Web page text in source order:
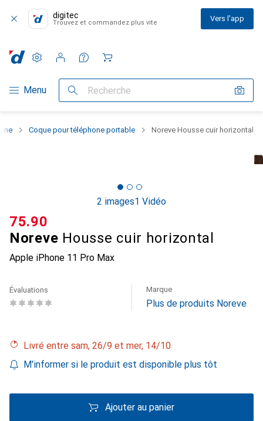
digitec
Trouvez et commandez plus vite Vers l'app
Navigation par catégorie
Menu Recherche
Paramètres
Compte client
Listes de comparaison
Listes d'envies
Panier
Coque pour téléphone portable Noreve Housse cuir horizontal
2 images1 Vidéo
Noreve Housse cuir horizontal
Apple iPhone 11 Pro Max
CHF
75.90
Évaluations Marque
Plus de produits Noreve
Livré entre sam, 26/9 et mer, 14/10
M'informer si le produit est disponible plus tôt
Ajouter au panier